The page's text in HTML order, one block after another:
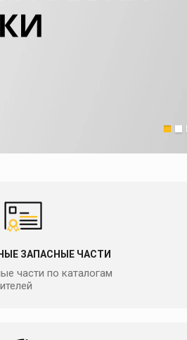
ЗАПАСНЫЕ ЧАСТИ
части по каталогам